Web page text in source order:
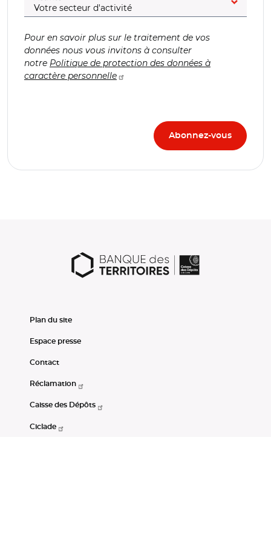
Pour en savoir plus sur le traitement de vos
données nous vous invitons à consulter
notre Politique de protection des données à
caractère personnelle
Plan du site
Espace presse
Contact
Réclamation
Caisse des Dépôts
Ciclade